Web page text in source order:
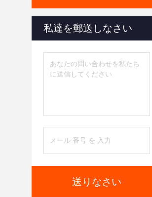
私達を郵送しなさい
送りなさい